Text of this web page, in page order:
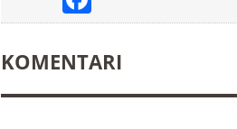
KOMENTARI